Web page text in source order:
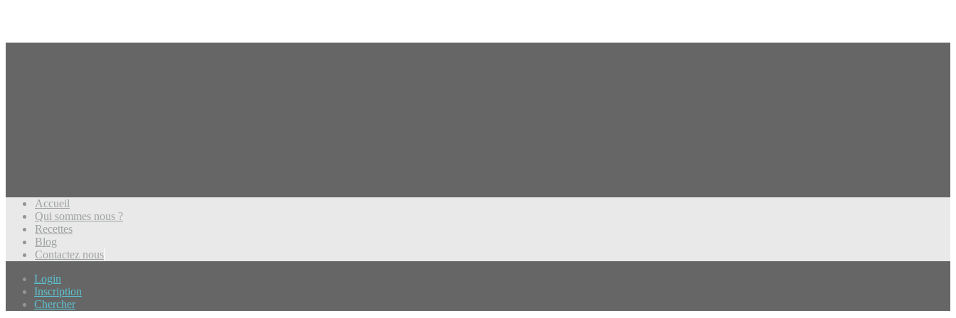
Accueil
Qui sommes nous ?
Recettes
Blog
Contactez nous
Login
Inscription
Chercher